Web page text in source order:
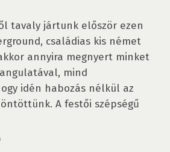
tavaly jártunk először ezen
családias kis német
annyira megnyert minket
mind
idén habozás nélkül az
A festői szépségű